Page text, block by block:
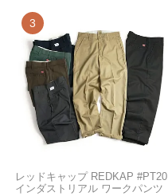
レッドキャップ REDKAP #PT20
インダストリアル ワークパンツ